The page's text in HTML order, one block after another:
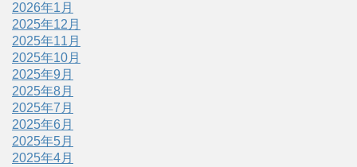
2026年1月
2025年12月
2025年11月
2025年10月
2025年9月
2025年8月
2025年7月
2025年6月
2025年5月
2025年4月